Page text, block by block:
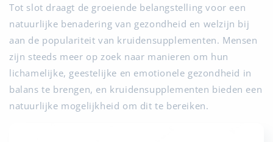
Tot slot draagt de groeiende belangstelling voor een
natuurlijke benadering van gezondheid en welzijn bij
aan de populariteit van kruidensupplementen. Mensen
zijn steeds meer op zoek naar manieren om hun
lichamelijke, geestelijke en emotionele gezondheid in
balans te brengen, en kruidensupplementen bieden een
natuurlijke mogelijkheid om dit te bereiken.